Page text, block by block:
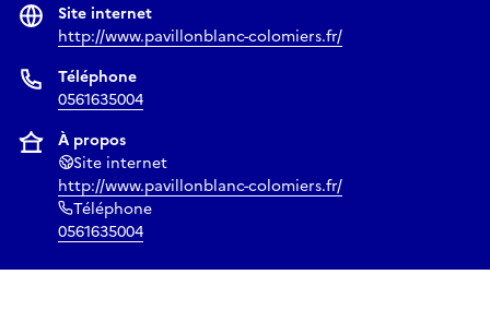
Site internet
http://www.pavillonblanc-colomiers.fr/
Téléphone
0561635004
À propos
Site internet
http://www.pavillonblanc-colomiers.fr/
Téléphone
0561635004